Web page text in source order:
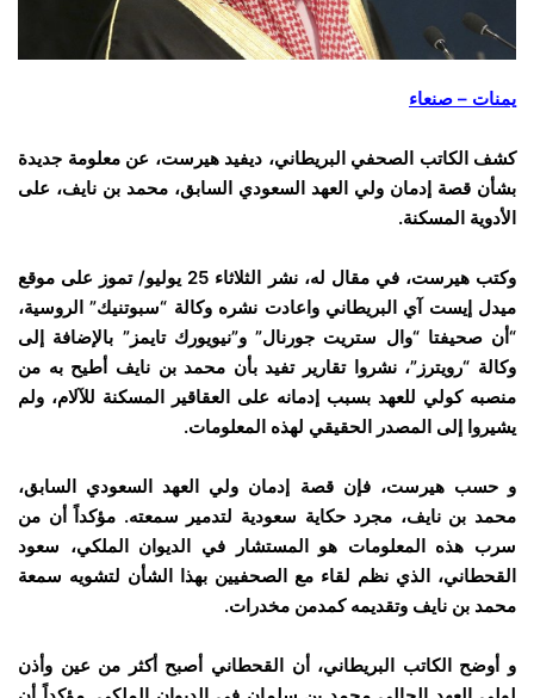
يمنات – صنعاء
كشف الكاتب الصحفي البريطاني، ديفيد هيرست، عن معلومة جديدة
بشأن قصة إدمان ولي العهد السعودي السابق، محمد بن نايف، على
الأدوية المسكنة.
وكتب هيرست، في مقال له، نشر الثلاثاء 25 يوليو/ تموز على موقع
ميدل إيست آي البريطاني واعادت نشره وكالة “سبوتنيك” الروسية،
“أن صحيفتا “وال ستريت جورنال” و”نيويورك تايمز” بالإضافة إلى
وكالة “رويترز”، نشروا تقارير تفيد بأن محمد بن نايف أطيح به من
منصبه كولي للعهد بسبب إدمانه على العقاقير المسكنة للآلام، ولم
يشيروا إلى المصدر الحقيقي لهذه المعلومات.
و حسب هيرست، فإن قصة إدمان ولي العهد السعودي السابق،
محمد بن نايف، مجرد حكاية سعودية لتدمير سمعته. مؤكداً أن من
سرب هذه المعلومات هو المستشار في الديوان الملكي، سعود
القحطاني، الذي نظم لقاء مع الصحفيين بهذا الشأن لتشويه سمعة
محمد بن نايف وتقديمه كمدمن مخدرات.
و أوضح الكاتب البريطاني، أن القحطاني أصبح أكثر من عين وأذن